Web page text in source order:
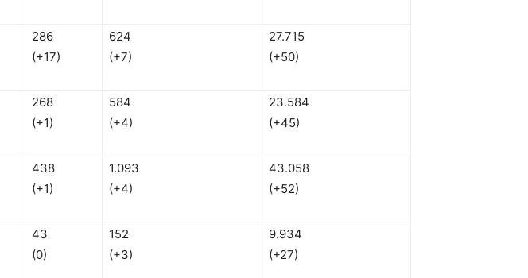
286
(+17)
624
(+7)
27.715
(+50)
268
(+1)
584
(+4)
23.584
(+45)
438
(+1)
1.093
(+4)
43.058
(+52)
43
(0)
152
(+3)
9.934
(+27)